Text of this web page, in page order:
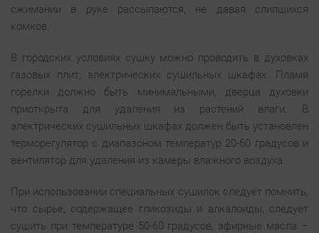
сжимании в руке рассыпаются, не давая слипшихся
комков.
В городских условиях сушку можно проводить в духовках
газовых плит, электрических сушильных шкафах. Пламя
горелки должно быть минимальными, дверца духовки
приоткрыта для удаления из растений влаги. В
электрических сушильных шкафах должен быть установлен
терморегулятор с диапазоном температур 20-60 градусов и
вентилятор для удаления из камеры влажного воздуха.
При использовании специальных сушилок следует помнить,
что сырье, содержащее гликозиды и алкалоиды, следует
сушить при температуре 50-60 градусов, эфирные масла –